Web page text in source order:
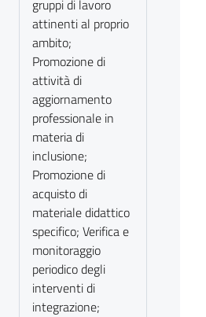
gruppi di lavoro
attinenti al proprio
ambito;
Promozione di
attività di
aggiornamento
professionale in
materia di
inclusione;
Promozione di
acquisto di
materiale didattico
specifico; Verifica e
monitoraggio
periodico degli
interventi di
integrazione;